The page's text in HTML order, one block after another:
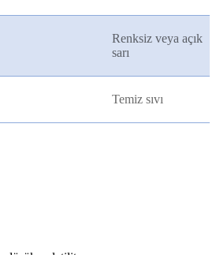
Renksiz veya açık
sarı
Temiz sıvı